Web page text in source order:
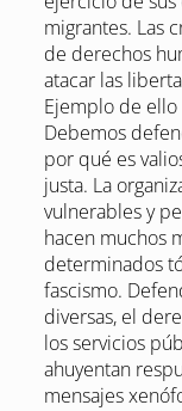
migrantes. Las
de derechos
atacar las
Ejemplo de
Debemos
por qué es
justa. La
vulnerables y
hacen muchos
determinados
fascismo.
diversas, el
los servicios
ahuyentan
mensajes